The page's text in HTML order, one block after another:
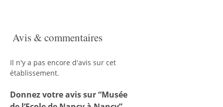
Avis & commentaires
Il n'y a pas encore d'avis sur cet
établissement.
Donnez votre avis sur “Musée